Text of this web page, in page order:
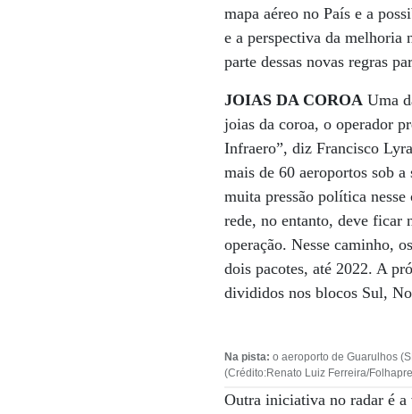
mapa aéreo no País e a
e a perspectiva da melhoria
parte dessas novas regras
JOIAS DA COROA Uma
joias da coroa, o operador
Infraero”, diz Francisco
mais de 60 aeroportos sob
muita pressão política
rede, no entanto, deve ficar
operação. Nesse caminho,
dois pacotes, até 2022. A
divididos nos blocos Sul,
Na pista: o aeroporto de Guarulhos
(Crédito:Renato Luiz Ferreira/
Outra iniciativa no radar é a